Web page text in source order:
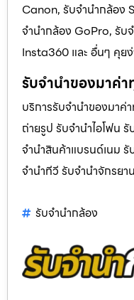
Canon, รับจำนำกล้อง
จำนำกล้อง GoPro, รับ
Insta360 และ อื่นๆ คุย
รับจำนำของมาค่
บริการรับจำนำของมาค่
ถ่ายรูป รับจํานําไอโฟน
จํานําสินค้าแบรนด์เนม รั
จํานําทีวี รับจํานําจักรยา
รับจํานํากล้อง